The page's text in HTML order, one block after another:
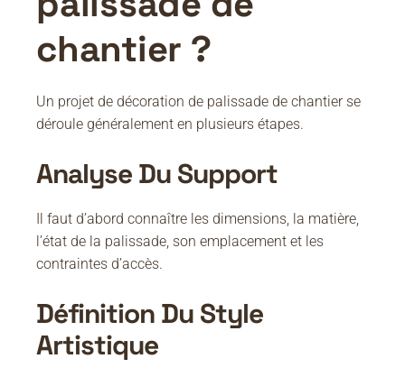
chantier ?
Un projet de décoration de palissade de chantier se
déroule généralement en plusieurs étapes.
Analyse Du Support
Il faut d’abord connaître les dimensions, la matière,
l’état de la palissade, son emplacement et les
contraintes d’accès.
Définition Du Style
Artistique